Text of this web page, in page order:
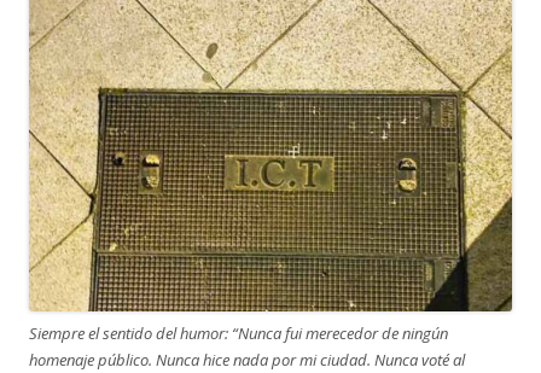
Siempre el sentido del humor: “Nunca fui merecedor de ningún
homenaje público. Nunca hice nada por mi ciudad. Nunca voté al